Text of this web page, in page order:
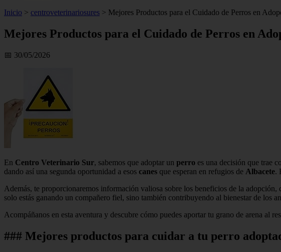
Inicio > centroveterinariosures > Mejores Productos para el Cuidado de Perros en
Mejores Productos para el Cuidado de Perros en
📅 30/05/2026
En Centro Veterinario Sur, sabemos que adoptar un perro es una decisión que trae
dando así una segunda oportunidad a esos canes que esperan en refugios de Albacete.
Además, te proporcionaremos información valiosa sobre los beneficios de la
solo estás ganando un compañero fiel, sino también contribuyendo al bienestar de los
Acompáñanos en esta aventura y descubre cómo puedes aportar tu grano de arena al
### Mejores productos para cuidar a tu perro